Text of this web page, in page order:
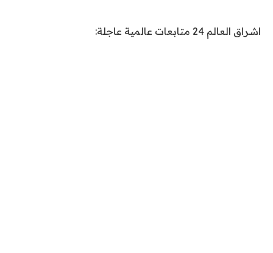
اشراق العالم 24 متابعات عالمية عاجلة: